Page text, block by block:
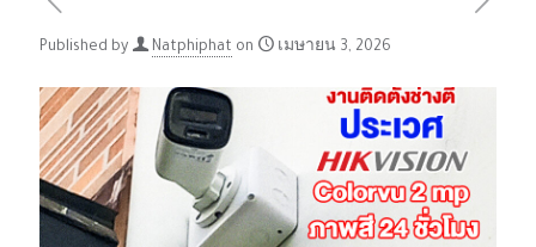
Published by Natphiphat on เมษายน 3, 2026